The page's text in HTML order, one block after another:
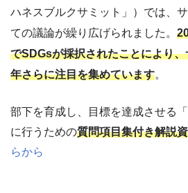
ハネスブルクサミット」）では、
ての議論が繰り広げられました。
でSDGsが採択されたことにより
年さらに注目を集めています。
部下を育成し、目標を達成させる
に行うための質問項目集付き解説
らから